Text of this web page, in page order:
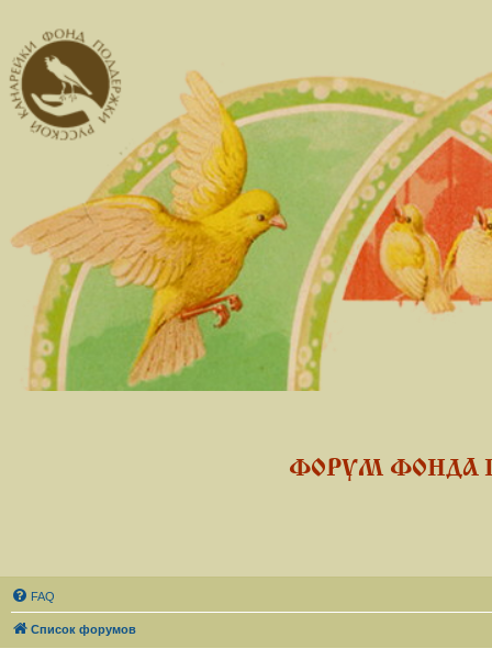
ФОРУМ ФОНДА
FAQ
Список форумов